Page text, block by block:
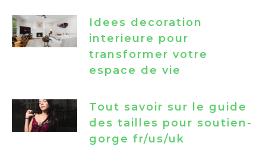
Idees decoration
interieure pour
transformer votre
espace de vie
Tout savoir sur le guide
des tailles pour soutien-
gorge fr/us/uk